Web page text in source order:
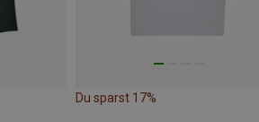
Du sparst 17%